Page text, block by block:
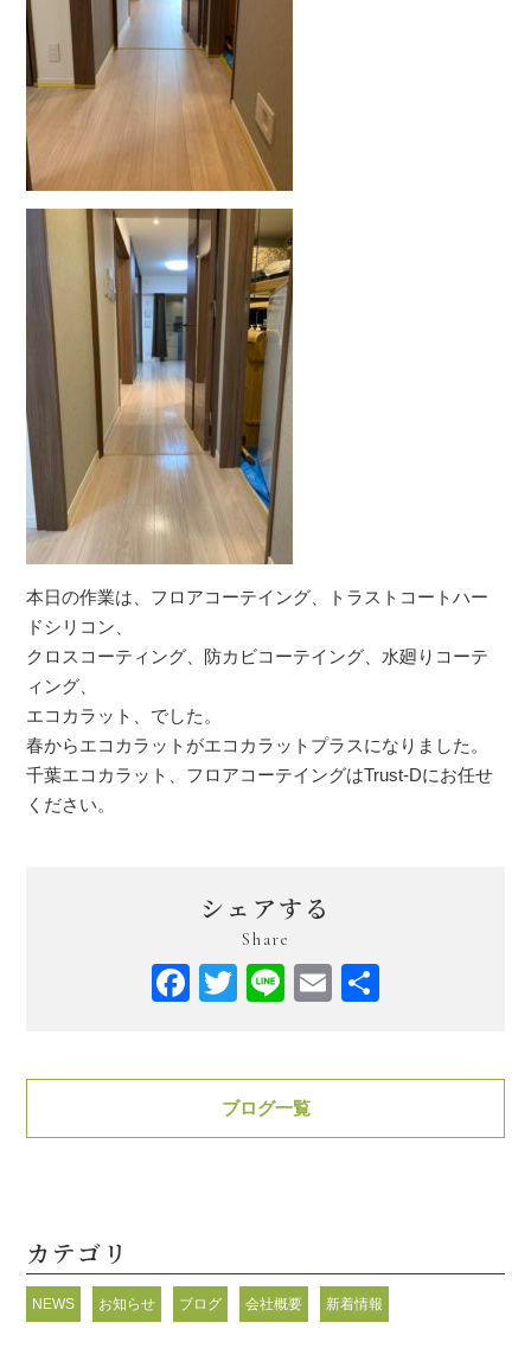
本日の作業は、フロアコーテイング、トラストコートハー
ドシリコン、
クロスコーティング、防カビコーテイング、水廻りコーテ
ィング、
エコカラット、でした。
春からエコカラットがエコカラットプラスになりました。
千葉エコカラット、フロアコーテイングはTrust-Dにお任せ
ください。
シェアする
Share
Facebook
Twitter
LineEmail
ブログ一覧
カテゴリ
NEWS お知らせ ブログ 会社概要 新着情報